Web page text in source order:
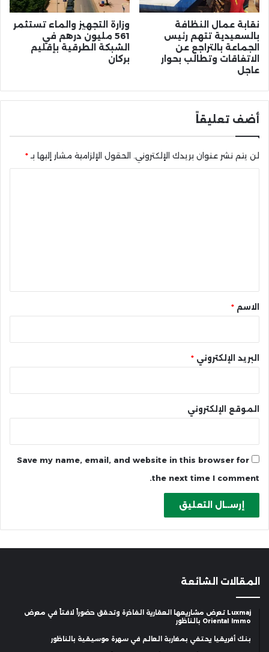
نقابة عمال النظافة
بالسعيدية تتهم رئيس
الجماعة بالتراجع عن
الاتفاقات وتطالب بحوار
عاجل
وزارة التجهيز والماء تستثمر
561 مليون درهم في
الشبكة الطرقية بإقليم
بركان
أضف تعليقاً
لن يتم نشر عنوان بريدك الإلكتروني. الحقول الإلزامية مشار إليها بـ*
* الاسم *
البريد الإلكتروني *
الموقع الإلكتروني
Save my name, email, and website in this browser for
the next time I comment.
المقالات الشائعة
Luxmaj تعرض مشاريعها العقارية الفاخرة وتحقق حضوراً لافتاً في معرض
Oriental Immo بالناظور
بنك أفريقيا يحتفي بمغاربة العالم في سهرة موسيقية بالناظور